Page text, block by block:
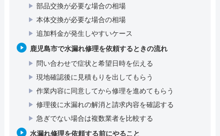
部品交換が必要な場合の相場
本体交換が必要な場合の相場
追加料金が発生しやすいケース
鹿児島市で水漏れ修理を依頼するときの流れ
問い合わせで症状と希望日時を伝える
現地確認後に見積もりを出してもらう
作業内容に同意してから修理を進めてもらう
修理後に水漏れの解消と請求内容を確認する
急ぎでない場合は複数業者を比較する
水漏れ修理を依頼する前にやること